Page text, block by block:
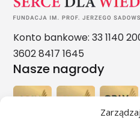
Konto bankowe: 33 1140
3602 8417 1645
Nasze nagrody